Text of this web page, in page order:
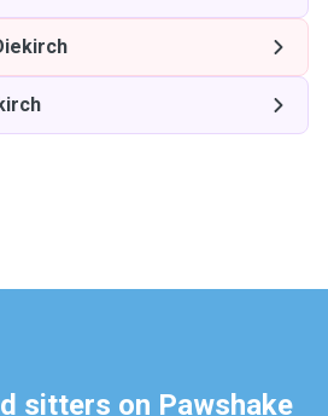
sitters on Pawshake